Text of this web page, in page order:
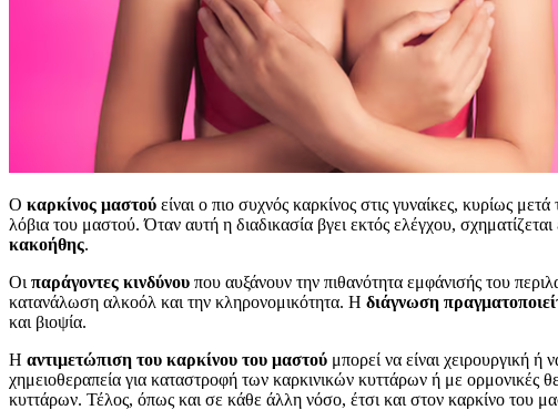
Ο καρκίνος μαστού είναι ο πιο συχνός καρκίνος στις γυναίκες, κυρίως μετά
λόβια του μαστού. Όταν αυτή η διαδικασία βγει εκτός ελέγχου, σχηματίζεται
κακοήθης.
Οι παράγοντες κινδύνου που αυξάνουν την πιθανότητα εμφάνισής του
κατανάλωση αλκοόλ και την κληρονομικότητα. Η διάγνωση
και βιοψία.
Η αντιμετώπιση του καρκίνου του μαστού μπορεί να είναι χειρουργική
χημειοθεραπεία για καταστροφή των καρκινικών κυττάρων ή με ορμονικές
κυττάρων. Τέλος, όπως και σε κάθε άλλη νόσο, έτσι και στον καρκίνο του